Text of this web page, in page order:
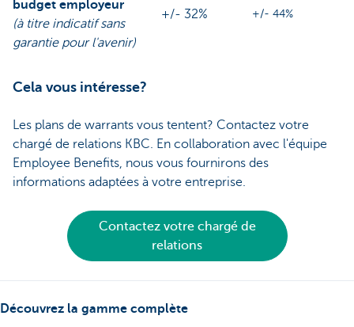
budget employeur
(à titre indicatif sans
garantie pour l'avenir)
+/- 32% +/- 44%
Cela vous intéresse?
Les plans de warrants vous tentent? Contactez votre
chargé de relations KBC. En collaboration avec l'équipe
Employee Benefits, nous vous fournirons des
informations adaptées à votre entreprise.
Contactez votre chargé de
relations
Découvrez la gamme complète